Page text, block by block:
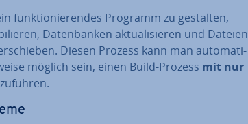
funk­tio­nie­ren­des Programm zu gestalten,
Da­ten­ban­ken ak­tua­li­sie­ren und Dateien
Diesen Prozess kann man au­to­ma­ti­
möglich sein, einen Build-Prozess mit nur